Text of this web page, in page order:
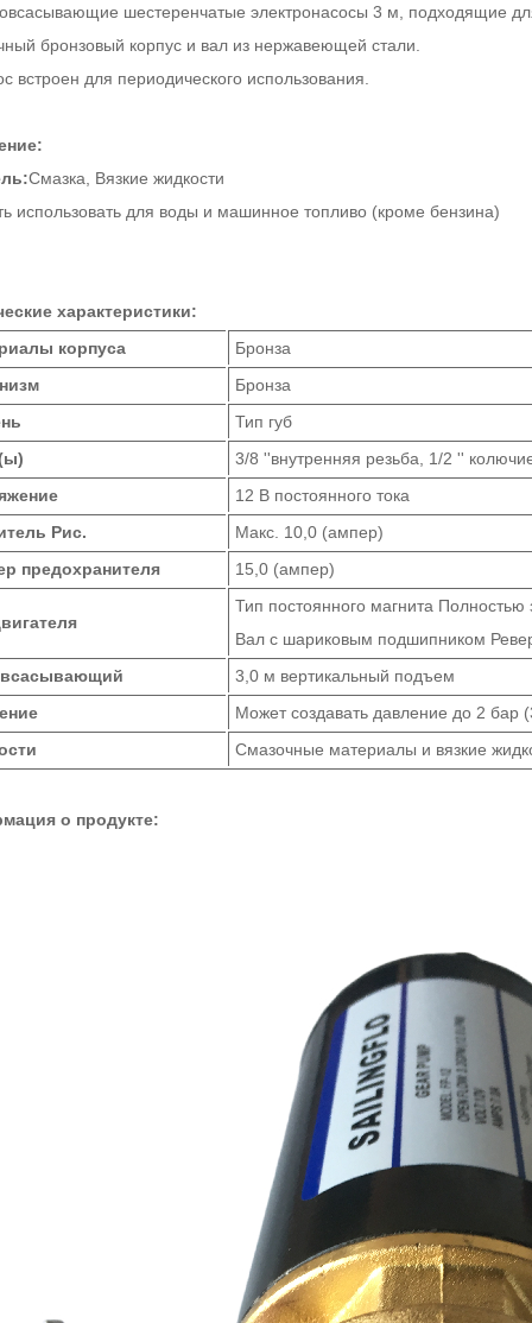
шестеренчатые электронасосы 3 м, подходящие
бронзовый корпус и вал из нержавеющей стали.
встроен для периодического использования.
Смазка, Вязкие жидкости
использовать для воды и машинное топливо (кроме бензина)
характеристики:
корпуса
Бронза
Бронза
Тип губ
3/8 ''внутренняя резьба, 1/2 ''
12 В постоянного тока
Рис.
Макс. 10,0 (ампер)
предохранителя
15,0 (ампер)
Тип постоянного магнита
Вал с шариковым подшипником
3,0 м вертикальный подъем
Может создавать давление до 2
Смазочные материалы и вязкие
о продукте: